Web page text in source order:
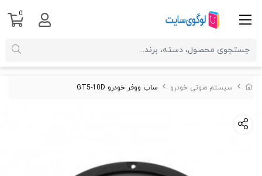
سیستم صوتی خودرو ساب ووفر خودرو GT5-10D
0